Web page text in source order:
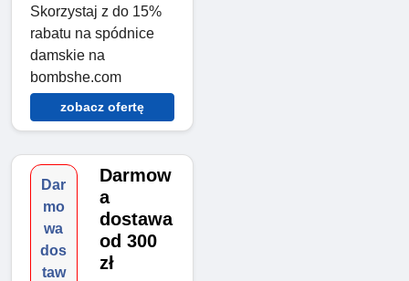
Skorzystaj z do 15%
rabatu na spódnice
damskie na
bombshe.com
zobacz ofertę
Dar
mo
wa
dos
taw
Darmow
a
dostawa
od 300
zł